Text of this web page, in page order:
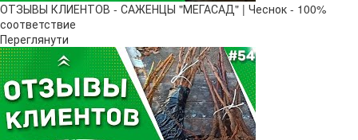
ОТЗЫВЫ КЛИЕНТОВ - САЖЕНЦЫ "МЕГАСАД" | Чеснок - 100%
соответствие
Переглянути